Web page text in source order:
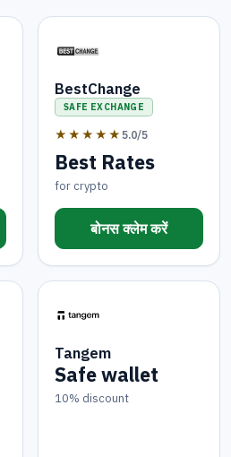
BestChange
SAFE EXCHANGE
★★★★★ 5.0/5
Best Rates
for crypto
बोनस क्लेम करें
Tangem
Safe wallet
10% discount